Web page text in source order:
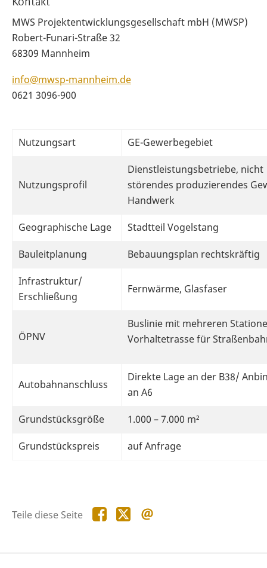
Kontakt
MWS Projektentwicklungsgesellschaft mbH (MWSP)
Robert-Funari-Straße 32
68309 Mannheim
info@mwsp-mannheim.de
0621 3096-900
Nutzungsart GE-Gewerbegebiet
Nutzungsprofil
Dienstleistungsbetriebe, nicht
störendes produzierendes
Handwerk
Geographische Lage Stadtteil Vogelstang
Bauleitplanung Bebauungsplan rechtskräftig
Infrastruktur/
Erschließung
Fernwärme, Glasfaser
ÖPNV
Buslinie mit mehreren
Vorhaltetrasse für
Autobahnanschluss
Direkte Lage an der B38/
an A6
Grundstücksgröße 1.000 – 7.000 m²
Grundstückspreis auf Anfrage
Teile diese Seite Teile
diese
Teile
diese